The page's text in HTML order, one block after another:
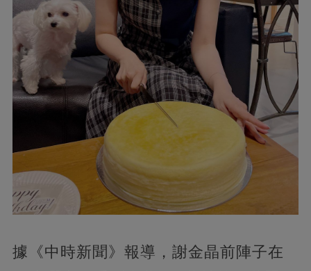
據《中時新聞》報導，謝金晶前陣子在